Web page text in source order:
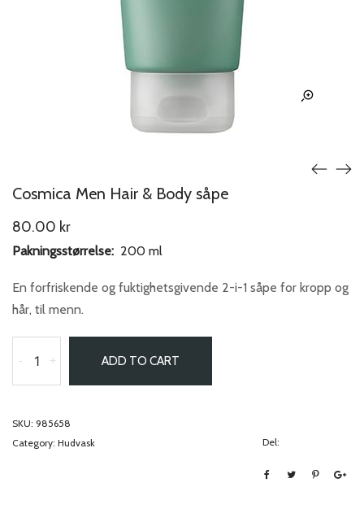
Cosmica Men Hair & Body såpe
80.00 kr
Pakningsstørrelse: 200 ml
En forfriskende og fuktighetsgivende 2-i-1 såpe for kropp og
hår, til menn.
- + ADD TO CART
SKU: 985658
Category: Hudvask Del: